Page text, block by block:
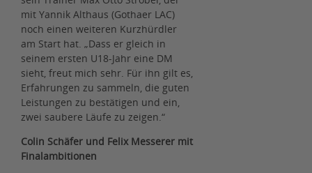
mit Yannik Althaus (Gothaer LAC)
noch einen weiteren Kurzhürdler
am Start hat. „Dass er gleich in
seinem ersten U18-Jahr eine DM
sieht, freut mich sehr. Für ihn gilt es,
Erfahrungen zu sammeln, die guten
Leistungen zu bestätigen und ein,
zwei saubere Läufe zu zeigen.“
Colin Schäfer und Felix Messerer mit
Finalambitionen